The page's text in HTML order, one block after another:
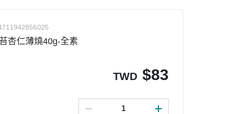
杏仁薄燒40g-全素
TWD $83